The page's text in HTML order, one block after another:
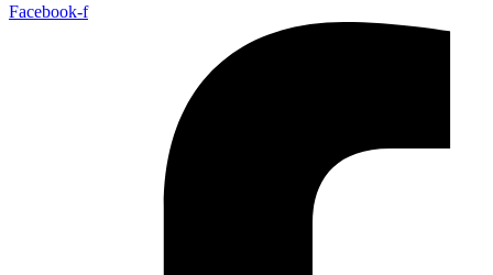
Facebook-f